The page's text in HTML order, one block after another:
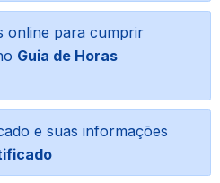
online para cumprir
Guia de Horas
e suas informações